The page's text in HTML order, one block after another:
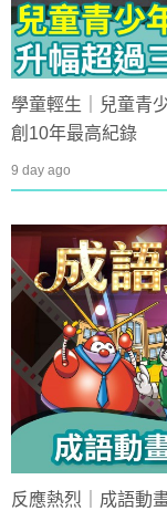
學童輕生｜兒童
創10年最高紀錄
9 day ago
反應熱烈｜成語動